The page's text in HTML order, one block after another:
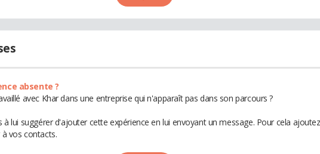
absente ?
avec Khar dans une entreprise qui n'apparaît pas dans son parcours ?
à lui suggérer d'ajouter cette expérience en lui envoyant un message. Pour cela ajoutez
vos contacts.